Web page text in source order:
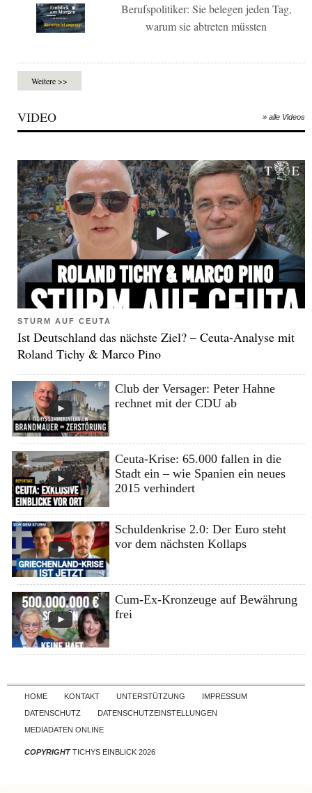
Berufspolitiker: Sie belegen jeden Tag,
warum sie abtreten müssten
Weitere >>
VIDEO » alle Videos
STURM AUF CEUTA
Ist Deutschland das nächste Ziel? – Ceuta-Analyse mit
Roland Tichy & Marco Pino
Club der Versager: Peter Hahne
rechnet mit der CDU ab
Ceuta-Krise: 65.000 fallen in die
Stadt ein – wie Spanien ein neues
2015 verhindert
Schuldenkrise 2.0: Der Euro steht
vor dem nächsten Kollaps
Cum-Ex-Kronzeuge auf Bewährung
frei
Skip to content
HOME KONTAKT UNTERSTÜTZUNG
IMPRESSUM
DATENSCHUTZ
DATENSCHUTZEINSTELLUNGEN
MEDIADATEN ONLINE
COPYRIGHTTICHYS EINBLICK 2026